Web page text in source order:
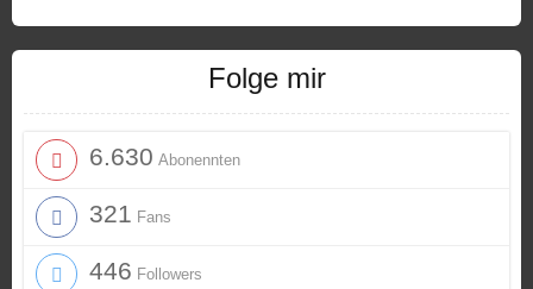
Folge mir
6.630 Abonennten
321 Fans
446 Followers